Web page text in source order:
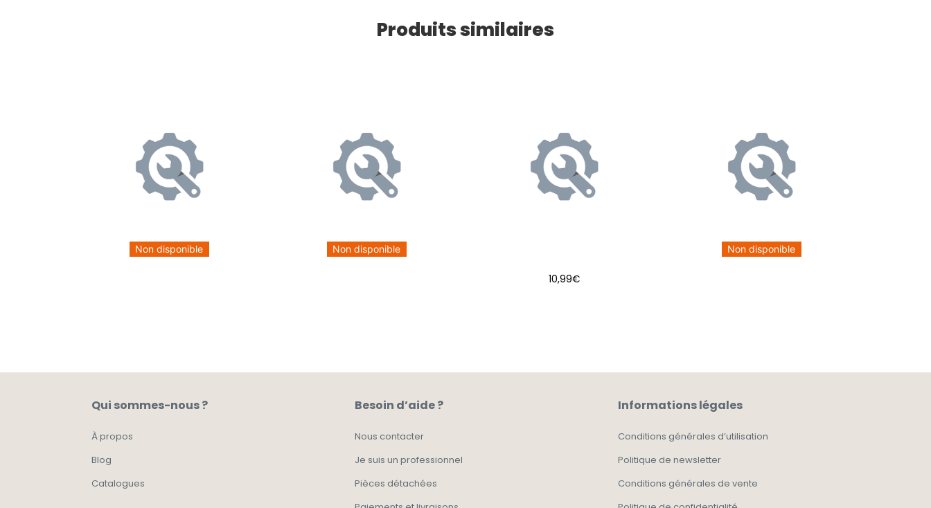
Produits similaires
Non disponible Non disponible
10,99€
Non disponible
Qui sommes-nous ?
À propos
Blog
Catalogues
Besoin d’aide ?
Nous contacter
Je suis un professionnel
Pièces détachées
Informations légales
Conditions générales d’utilisation
Politique de newsletter
Conditions générales de vente